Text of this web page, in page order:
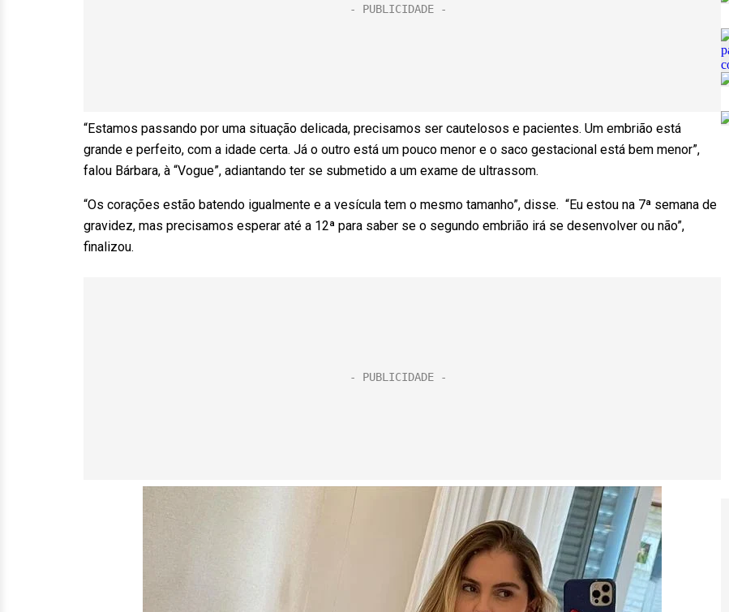
“Estamos passando por uma situação delicada, precisamos ser cautelosos e pacientes. Um embrião está
grande e perfeito, com a idade certa. Já o outro está um pouco menor e o saco gestacional está bem menor”,
falou Bárbara, à “Vogue”, adiantando ter se submetido a um exame de ultrassom.
“Os corações estão batendo igualmente e a vesícula tem o mesmo tamanho”, disse. “Eu estou na 7ª semana de
gravidez, mas precisamos esperar até a 12ª para saber se o segundo embrião irá se desenvolver ou não”,
finalizou.